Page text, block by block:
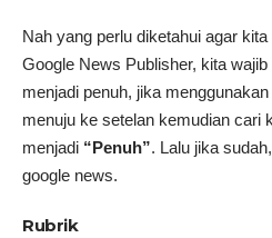
Nah yang perlu diketahui agar
Google News Publisher, kita
menjadi penuh, jika
menuju ke setelan kemudian cari
menjadi “Penuh”. Lalu jika
google news.
Rubrik